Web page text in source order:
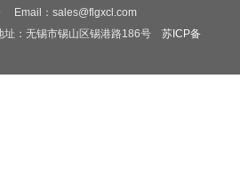
Email：sales@flgxcl.com
：无锡市锡山区锡港路186号 苏ICP备